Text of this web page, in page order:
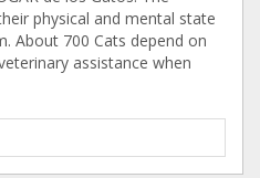
physical and mental state
About 700 Cats depend on
assistance when